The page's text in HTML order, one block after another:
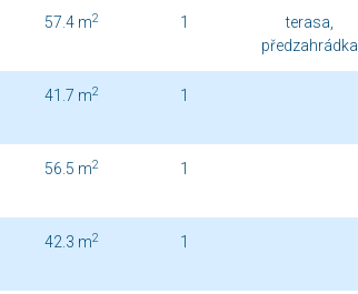
57.4 m2 1
terasa,
předzahrádka
41.7 m2 1
56.5 m2 1
42.3 m2 1